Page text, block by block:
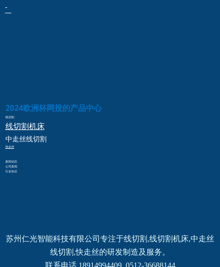
2024欧洲杯网投的产品中心
线切割
线切割机床
中走丝线切割
快走丝
新闻动态
公司新闻
行业知识
苏州仁光智能科技有限公司专注于线切割,线切割机床,中走丝
线切割,快走丝的研发制造及服务。